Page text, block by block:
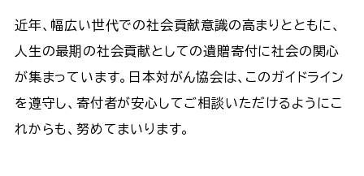
近年、幅広い世代での社会貢献意識の高まりとともに、
人生の最期の社会貢献としての遺贈寄付に社会の関心
が集まっています。日本対がん協会は、このガイドライン
を遵守し、寄付者が安心してご相談いただけるようにこ
れからも、努めてまいります。